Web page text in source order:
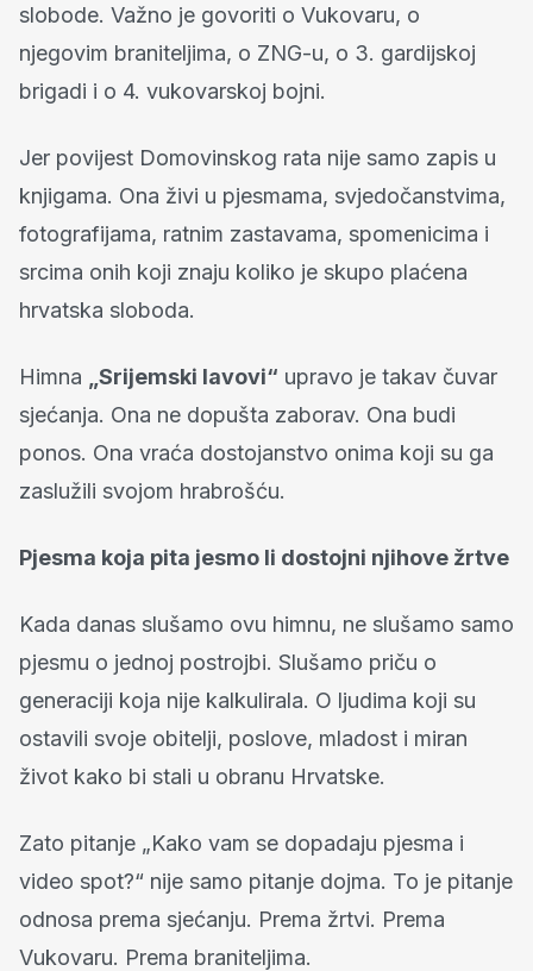
slobode. Važno je govoriti o Vukovaru, o
njegovim braniteljima, o ZNG-u, o 3. gardijskoj
brigadi i o 4. vukovarskoj bojni.
Jer povijest Domovinskog rata nije samo zapis u
knjigama. Ona živi u pjesmama, svjedočanstvima,
fotografijama, ratnim zastavama, spomenicima i
srcima onih koji znaju koliko je skupo plaćena
hrvatska sloboda.
Himna „Srijemski lavovi“ upravo je takav čuvar
sjećanja. Ona ne dopušta zaborav. Ona budi
ponos. Ona vraća dostojanstvo onima koji su ga
zaslužili svojom hrabrošću.
Pjesma koja pita jesmo li dostojni njihove žrtve
Kada danas slušamo ovu himnu, ne slušamo samo
pjesmu o jednoj postrojbi. Slušamo priču o
generaciji koja nije kalkulirala. O ljudima koji su
ostavili svoje obitelji, poslove, mladost i miran
život kako bi stali u obranu Hrvatske.
Zato pitanje „Kako vam se dopadaju pjesma i
video spot?“ nije samo pitanje dojma. To je pitanje
odnosa prema sjećanju. Prema žrtvi. Prema
Vukovaru. Prema braniteljima.